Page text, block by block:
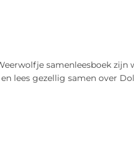
samenleesboek
lees gezellig samen over